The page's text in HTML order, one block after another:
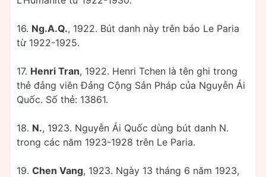
16. Ng.A.Q., 1922. Bút danh này trên báo Le Paria
từ 1922-1925.
17. Henri Tran, 1922. Henri Tchen là tên ghi trong
thẻ đảng viên Đảng Cộng Sản Pháp của Nguyễn Ái
Quốc. Số thẻ: 13861.
18. N., 1923. Nguyễn Ái Quốc dùng bút danh N.
trong các năm 1923-1928 trên Le Paria.
19. Chen Vang, 1923. Ngày 13 tháng 6 năm 1923,